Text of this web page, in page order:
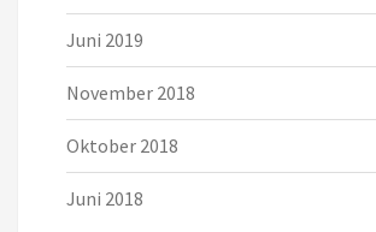
Juni 2019
November 2018
Oktober 2018
Juni 2018